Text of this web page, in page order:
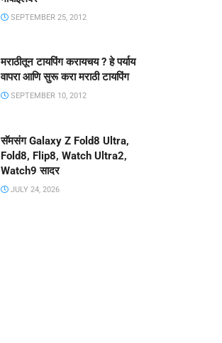
SEPTEMBER 25, 2012
मराठीतून टायपिंग करायचय ? हे पर्याय
वापरा आणि सुरू करा मराठी टायपिंग
SEPTEMBER 10, 2012
सॅमसंग Galaxy Z Fold8 Ultra,
Fold8, Flip8, Watch Ultra2,
Watch9 सादर
JULY 24, 2026